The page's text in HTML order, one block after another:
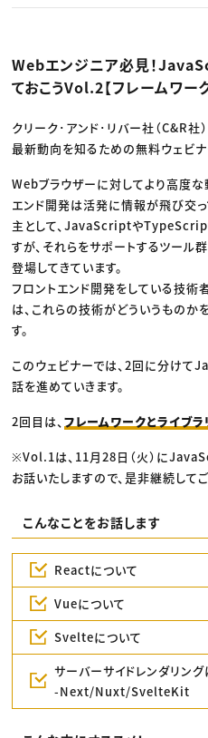
動画配信・映像制作
ディレクション
業界解説・キャリア事情
お役立ち基礎知識
ゲームクリエイター
映像クリエイター
マーケッター
C＆R Magazine
ニュース・トレンド
Web
映像
ゲーム・エンタメ
出版
CREATIVE VILLAGEからの
プロフェッショナル
Webエンジニア必見！
ておこうVol.2【フレームワー
クリーク･アンド･リバー社（C&R
最新動向を知るための無料ウェビ
Webブラウザーに対してより高度
エンド開発は活発に情報が飛び交っ
主として、JavaScriptや
すが、それらをサポートするツール
登場してきています。
フロントエンド開発をしている技術
は、これらの技術がどういうものか
す。
このウェビナーでは、2回に分け
話を進めていきます。
2回目は、フレームワークとライブラ
※Vol.1は、11月28日（火）に
お話いたしますので、是非継続して
こんなことをお話します
Reactについて
Vueについて
Svelteについて
サーバーサイドレンダリン
-Next/Nuxt/SvelteKit